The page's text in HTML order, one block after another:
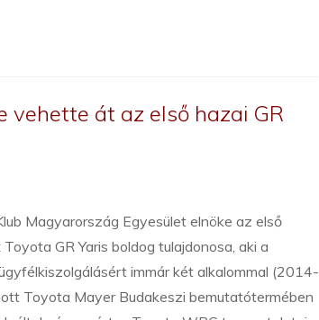
vehette át az első hazai GR
Magyarország Egyesület elnöke az első
GR Yaris boldog tulajdonosa, aki a
immár két alkalommal (2014-
Toyota Mayer Budakeszi bemutatótermében